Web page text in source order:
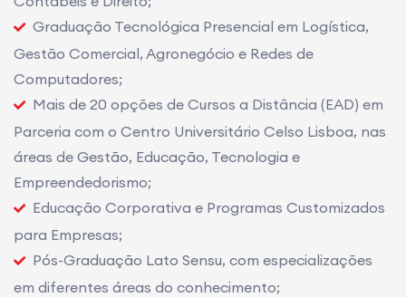
Graduação Tecnológica Presencial em Logística,
Gestão Comercial, Agronegócio e Redes de
Computadores;
Mais de 20 opções de Cursos a Distância (EAD) em
Parceria com o Centro Universitário Celso Lisboa, nas
áreas de Gestão, Educação, Tecnologia e
Empreendedorismo;
Educação Corporativa e Programas Customizados
para Empresas;
Pós-Graduação Lato Sensu, com especializações
em diferentes áreas do conhecimento;